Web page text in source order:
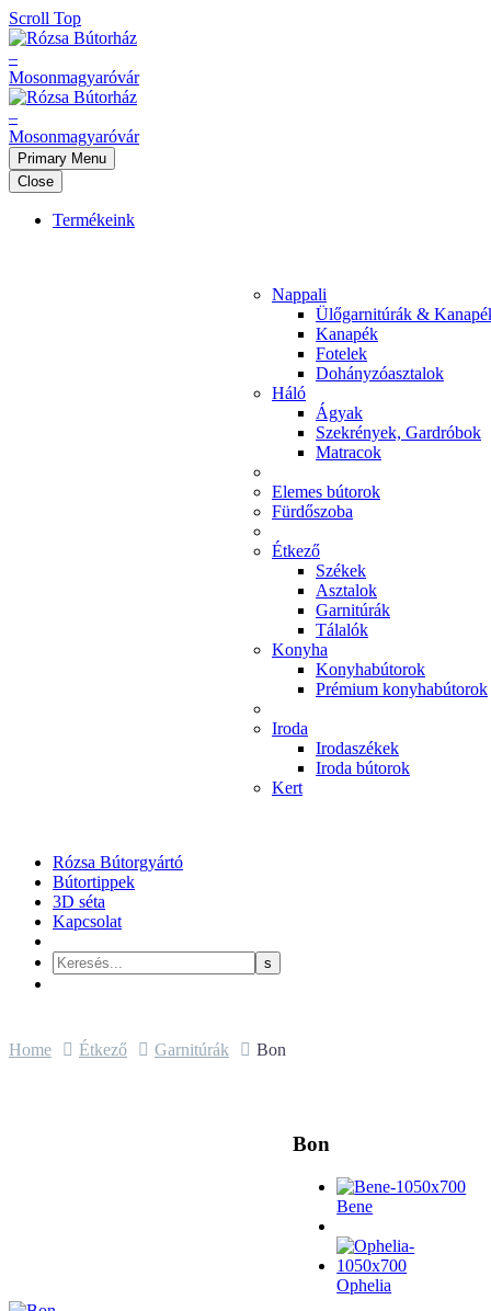
Scroll Top
Primary Menu
Close
Termékeink
Nappali
Ülőgarnitúrák &
Kanapék
Fotelek
Dohányzóasztalok
Háló
Ágyak
Szekrények, Gardróbok
Matracok
Elemes bútorok
Fürdőszoba
Étkező
Székek
Asztalok
Garnitúrák
Tálalók
Konyha
Konyhabútorok
Prémium konyhabútorok
Iroda
Irodaszékek
Iroda bútorok
Kert
Rózsa Bútorgyártó
Bútortippek
3D séta
Kapcsolat
Home Étkező Garnitúrák Bon
Bon
Bene
Ophelia